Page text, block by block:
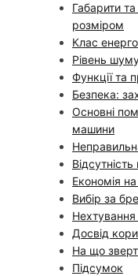
Габарити
розміром
Клас
Рівень
Функції та
Безпека:
Основні
машини
Економія
Вибір за
Досвід
На що
Підсумок